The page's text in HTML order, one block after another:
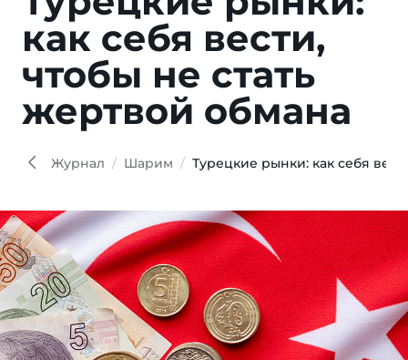
как себя вести,
чтобы не стать
жертвой обмана
Журнал Шарим Турецкие рынки: как себя